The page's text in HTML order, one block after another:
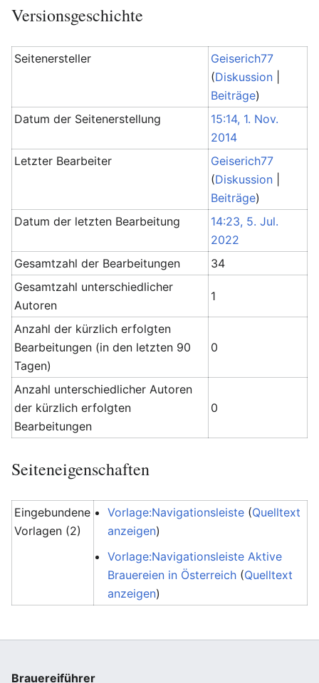
Versionsgeschichte
Seitenersteller
Geiserich77
(Diskussion
Beiträge)
Datum der Seitenerstellung
15:14, 1. Nov.
2014
Letzter Bearbeiter
Geiserich77
(Diskussion
Beiträge)
Datum der letzten Bearbeitung
14:23, 5. Jul.
2022
Gesamtzahl der Bearbeitungen
34
Gesamtzahl unterschiedlicher
Autoren
1
Anzahl der kürzlich erfolgten
Bearbeitungen (in den letzten 90
Tagen)
0
Anzahl unterschiedlicher Autoren
der kürzlich erfolgten
Bearbeitungen
0
Seiteneigenschaften
Eingebundene
Vorlagen (2)
Vorlage:Navigationsleiste (Quelltext
anzeigen)
Vorlage:Navigationsleiste Aktive
Brauereien in Österreich (Quelltext
anzeigen)
Brauereiführer